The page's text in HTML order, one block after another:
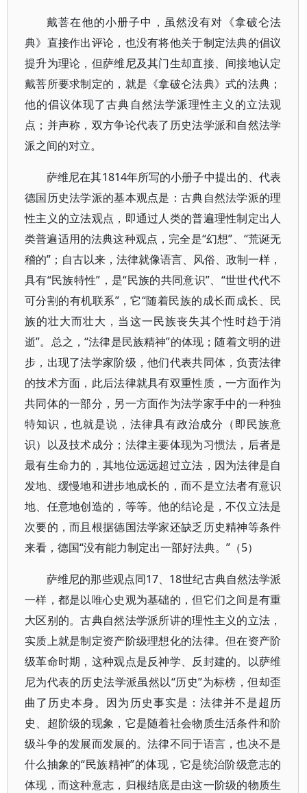
戴菩在他的小册子中，虽然没有对《拿破仑法
典》直接作出评论，也没有将他关于制定法典的倡议
提升为理论，但萨维尼及其门生却直接、间接地认定
戴菩所要求制定的，就是《拿破仑法典》式的法典；
他的倡议体现了古典自然法学派理性主义的立法观
点；并声称，双方争论代表了历史法学派和自然法学
派之间的对立。
萨维尼在其1814年所写的小册子中提出的、代表
德国历史法学派的基本观点是：古典自然法学派的理
性主义的立法观点，即通过人类的普遍理性制定出人
类普遍适用的法典这种观点，完全是“幻想”、“荒诞无
稽的”；自古以来，法律就像语言、风俗、政制一样，
具有“民族特性”，是“民族的共同意识”、“世世代代不
可分割的有机联系”，它“随着民族的成长而成长、民
族的壮大而壮大，当这一民族丧失其个性时趋于消
逝”。总之，“法律是民族精神”的体现；随着文明的进
步，出现了法学家阶级，他们代表共同体，负责法律
的技术方面，此后法律就具有双重性质，一方面作为
共同体的一部分，另一方面作为法学家手中的一种独
特知识，也就是说，法律具有政治成分（即民族意
识）以及技术成分；法律主要体现为习惯法，后者是
最有生命力的，其地位远远超过立法，因为法律是自
发地、缓慢地和进步地成长的，而不是立法者有意识
地、任意地创造的，等等。他的结论是，不仅立法是
次要的，而且根据德国法学家还缺乏历史精神等条件
来看，德国“没有能力制定出一部好法典。”（5）
萨维尼的那些观点同17、18世纪古典自然法学派
一样，都是以唯心史观为基础的，但它们之间是有重
大区别的。古典自然法学派所讲的理性主义的立法，
实质上就是制定资产阶级理想化的法律。但在资产阶
级革命时期，这种观点是反神学、反封建的。以萨维
尼为代表的历史法学派虽然以“历史”为标榜，但却歪
曲了历史本身。因为历史事实是：法律并不是超历
史、超阶级的现象，它是随着社会物质生活条件和阶
级斗争的发展而发展的。法律不同于语言，也决不是
什么抽象的“民族精神”的体现，它是统治阶级意志的
体现，而这种意志，归根结底是由这一阶级的物质生